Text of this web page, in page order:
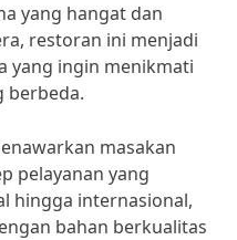
yang hangat dan
restoran ini menjadi
yang ingin menikmati
berbeda.
masakan
pelayanan yang
hingga internasional,
bahan berkualitas